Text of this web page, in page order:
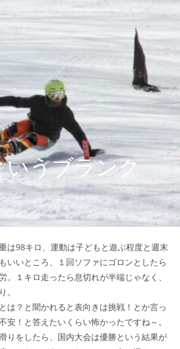
いうブランク
は98キロ、運動は子どもと遊ぶ程度と週末
いいところ、１回ソファにゴロンとしたら
。１キロ走ったら息切れが半端じゃなく、
。
は？と聞かれると表向きは挑戦！とか言っ
安！と答えたいくらい怖かったですね～。
りをしたら、国内大会は優勝という結果が